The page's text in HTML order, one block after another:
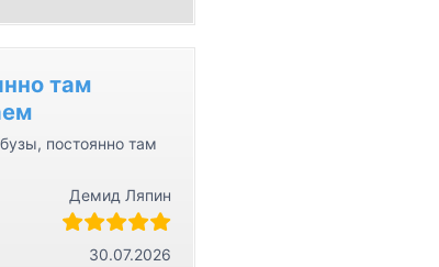
там
постоянно там
Демид Ляпин
30.07.2026